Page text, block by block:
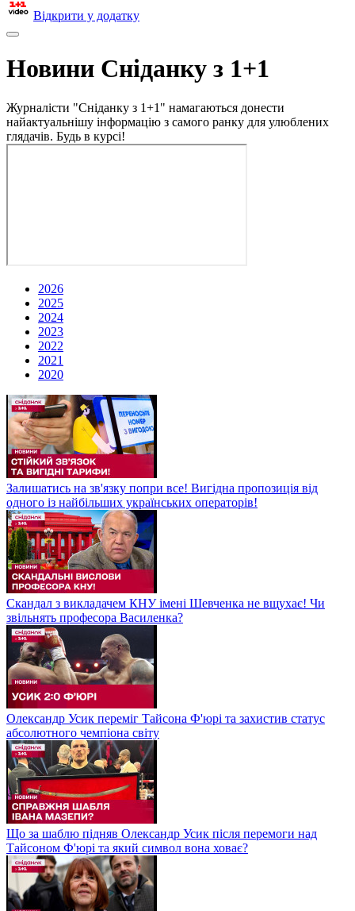
Відкрити у додатку
Новини Сніданку з 1+1
Журналісти "Сніданку з 1+1" намагаються донести
найактуальнішу інформацію з самого ранку для улюблених
глядачів. Будь в курсі!
2026
2025
2024
2023
2022
2021
2020
Залишатись на зв'язку попри все! Вигідна пропозиція від
одного із найбільших українських операторів!
Скандал з викладачем КНУ імені Шевченка не вщухає! Чи
звільнять професора Василенка?
Олександр Усик переміг Тайсона Ф'юрі та захистив статус
абсолютного чемпіона світу
Що за шаблю підняв Олександр Усик після перемоги над
Тайсоном Ф'юрі та який символ вона ховає?